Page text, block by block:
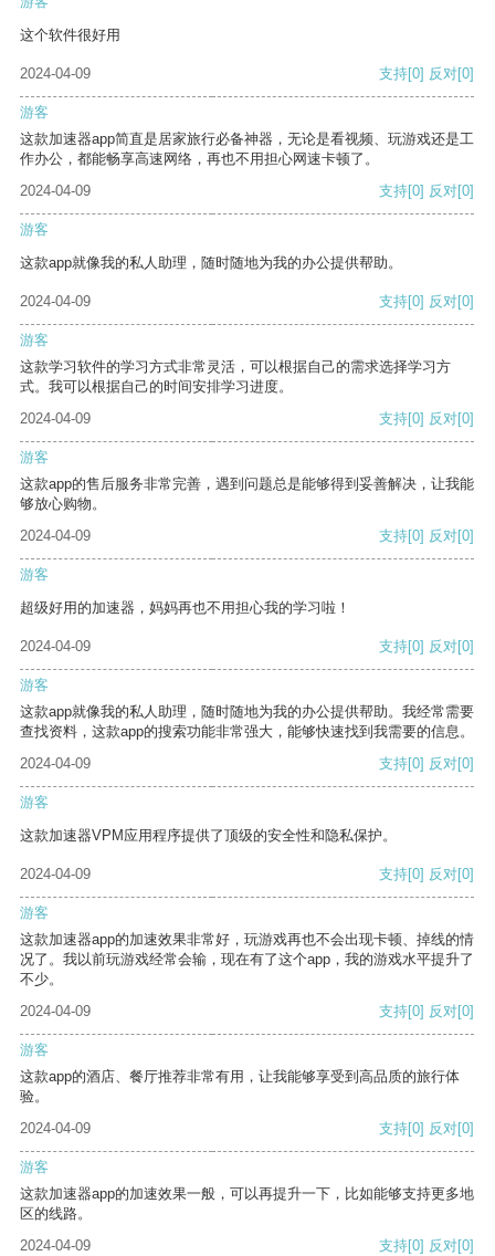
这个软件很好用
2024-04-09 支持[0] 反对[0]
游客
这款加速器app简直是居家旅行必备神器，无论是看视频、玩游戏还是工
作办公，都能畅享高速网络，再也不用担心网速卡顿了。
2024-04-09
支持[0] 反对[0]
游客
这款app就像我的私人助理，随时随地为我的办公提供帮助。
2024-04-09 支持[0] 反对[0]
游客
这款学习软件的学习方式非常灵活，可以根据自己的需求选择学习方
式。我可以根据自己的时间安排学习进度。
2024-04-09
支持[0] 反对[0]
游客
这款app的售后服务非常完善，遇到问题总是能够得到妥善解决，让我能
够放心购物。
2024-04-09
支持[0] 反对[0]
游客
超级好用的加速器，妈妈再也不用担心我的学习啦！
2024-04-09 支持[0] 反对[0]
游客
这款app就像我的私人助理，随时随地为我的办公提供帮助。我经常需要
查找资料，这款app的搜索功能非常强大，能够快速找到我需要的信息。
2024-04-09
支持[0] 反对[0]
游客
这款加速器VPM应用程序提供了顶级的安全性和隐私保护。
2024-04-09 支持[0] 反对[0]
游客
这款加速器app的加速效果非常好，玩游戏再也不会出现卡顿、掉线的情
况了。我以前玩游戏经常会输，现在有了这个app，我的游戏水平提升了
不少。
2024-04-09
支持[0] 反对[0]
游客
这款app的酒店、餐厅推荐非常有用，让我能够享受到高品质的旅行体
验。
2024-04-09
支持[0] 反对[0]
游客
这款加速器app的加速效果一般，可以再提升一下，比如能够支持更多地
区的线路。
2024-04-09
支持[0] 反对[0]